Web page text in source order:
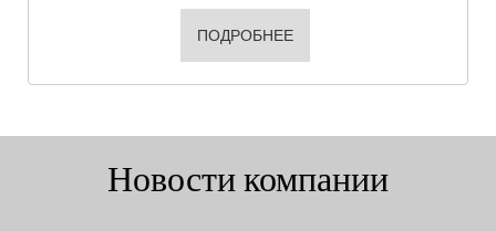
ПОДРОБНЕЕ
Новости компании